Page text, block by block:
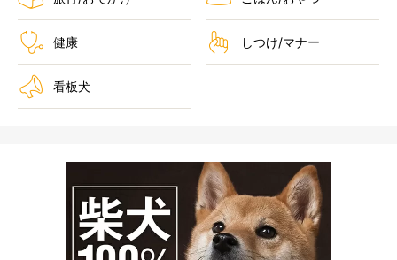
健康 しつけ/マナー
看板犬